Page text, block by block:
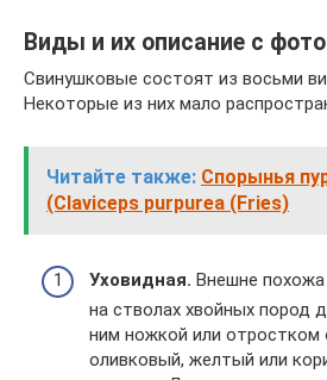
Виды и их описание с фото
Свинушковые состоят из восьми
Некоторые из них мало
Читайте также: Спорынья
(Claviceps purpurea (Fries)
Уховидная. Внешне похожа
на стволах хвойных пород
ним ножкой или отростком
оливковый, желтый или